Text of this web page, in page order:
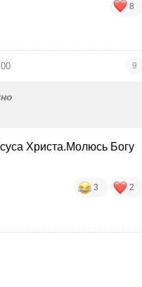
8
9
Христа.Молюсь Богу
3 2